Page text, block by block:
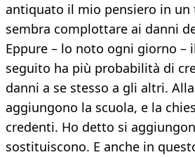
antiquato il mio pensiero in
sembra complottare ai danni
Eppure – lo noto ogni giorno –
seguito ha più probabilità di
danni a se stesso a gli altri.
aggiungono la scuola, e la
credenti. Ho detto si
sostituiscono. E anche in